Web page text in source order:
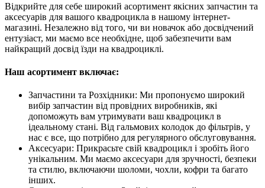
Відкрийте для себе широкий асортимент якісних запчастин та
аксесуарів для вашого квадроцикла в нашому інтернет-
магазині. Незалежно від того, чи ви новачок або досвідчений
ентузіаст, ми маємо все необхідне, щоб забезпечити вам
найкращий досвід їзди на квадроциклі.
Наш асортимент включає:
Запчастини та Розхідники: Ми пропонуємо широкий
вибір запчастин від провідних виробників, які
допоможуть вам утримувати ваш квадроцикл в
ідеальному стані. Від гальмових колодок до фільтрів, у
нас є все, що потрібно для регулярного обслуговування.
Аксесуари: Прикрасьте свій квадроцикл і зробіть його
унікальним. Ми маємо аксесуари для зручності, безпеки
та стилю, включаючи шоломи, чохли, кофри та багато
інших.